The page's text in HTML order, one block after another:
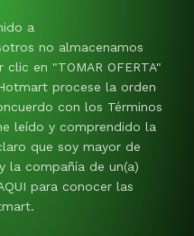
a
no almacenamos
en "TOMAR OFERTA"
procese la orden
con los Términos
leído y comprendido la
que soy mayor de
la compañía de un(a)
para conocer las